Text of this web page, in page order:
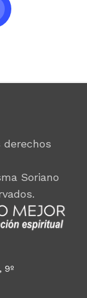
derechos
Soriano
9º